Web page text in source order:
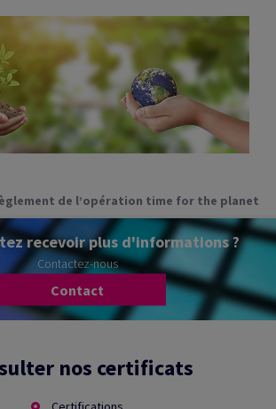
de l’opération time for the planet
recevoir plus d'informations ?
Contactez-nous
Contact
nos certificats